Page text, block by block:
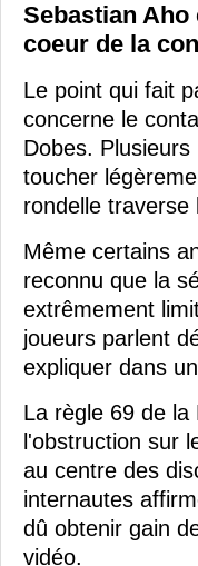
Sebastian Aho
coeur de la
Le point qui fait
concerne le
Dobes.
toucher
rondelle traverse
Même certains
reconnu que la
extrêmement
joueurs parlent
expliquer dans
La règle 69 de la
l'obstruction sur
au centre des
internautes
dû obtenir gain
vidéo.